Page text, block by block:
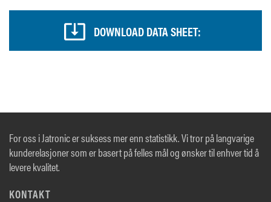
DOWNLOAD DATA SHEET:
For oss i Jatronic er suksess mer enn statistikk. Vi tror på langvarige
kunderelasjoner som er basert på felles mål og ønsker til enhver tid å
levere kvalitet.
KONTAKT